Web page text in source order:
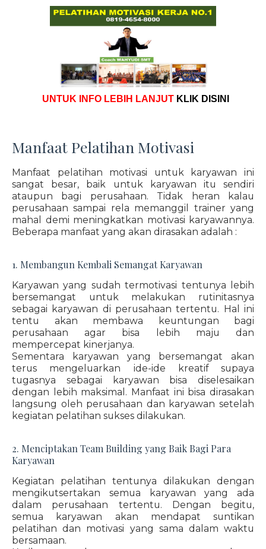
UNTUK INFO LEBIH LANJUT KLIK DISINI
Manfaat Pelatihan Motivasi
Manfaat pelatihan motivasi untuk karyawan ini
sangat besar, baik untuk karyawan itu sendiri
ataupun bagi perusahaan. Tidak heran kalau
perusahaan sampai rela memanggil trainer yang
mahal demi meningkatkan motivasi karyawannya.
Beberapa manfaat yang akan dirasakan adalah :
1. Membangun Kembali Semangat Karyawan
Karyawan yang sudah termotivasi tentunya lebih
bersemangat untuk melakukan rutinitasnya
sebagai karyawan di perusahaan tertentu. Hal ini
tentu akan membawa keuntungan bagi
perusahaan agar bisa lebih maju dan
mempercepat kinerjanya.
Sementara karyawan yang bersemangat akan
terus mengeluarkan ide-ide kreatif supaya
tugasnya sebagai karyawan bisa diselesaikan
dengan lebih maksimal. Manfaat ini bisa dirasakan
langsung oleh perusahaan dan karyawan setelah
kegiatan pelatihan sukses dilakukan.
2. Menciptakan Team Building yang Baik Bagi Para
Karyawan
Kegiatan pelatihan tentunya dilakukan dengan
mengikutsertakan semua karyawan yang ada
dalam perusahaan tertentu. Dengan begitu,
semua karyawan akan mendapat suntikan
pelatihan dan motivasi yang sama dalam waktu
bersamaan.